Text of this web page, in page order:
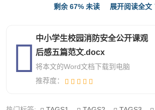
中。
为了让我们的家园更加美丽，为了让
加安全，我们要努力学习消防知识，一
剩余 67% 未读 展开阅读全
中小学生校园消防安全公开课观
后感五篇范文.docx
将本文的Word文档下载到电脑
推荐度：